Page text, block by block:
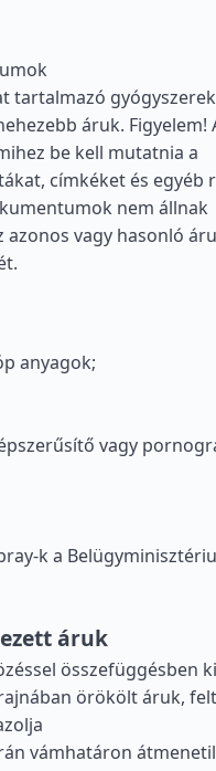
tartalmazó gyógyszerek
áruk. Figyelem!
be kell mutatnia a
címkéket és egyéb
nem állnak
vagy hasonló
anyagok;
vagy
k a
áruk
összefüggésben
örökölt áruk,
vámhatáron